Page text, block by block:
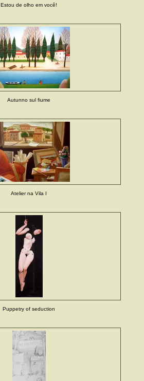
Estou de olho em você!
Autunno sul fiume
Atelier na Vila I
Puppetry of seduction